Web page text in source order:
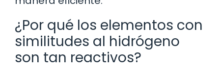
¿Por qué los elementos con
similitudes al hidrógeno
son tan reactivos?